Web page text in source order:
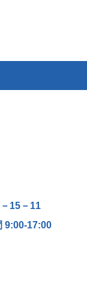
15－11
9:00-17:00